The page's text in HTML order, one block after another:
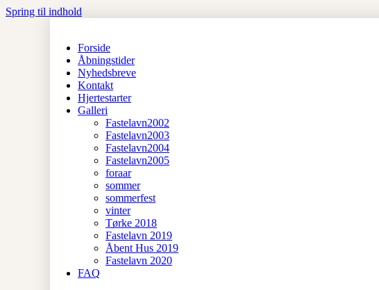
Spring til indhold
Forside
Åbningstider
Nyhedsbreve
Kontakt
Hjertestarter
Galleri
Fastelavn2002
Fastelavn2003
Fastelavn2004
Fastelavn2005
foraar
sommer
sommerfest
vinter
Tørke 2018
Fastelavn 2019
Åbent Hus 2019
Fastelavn 2020
FAQ